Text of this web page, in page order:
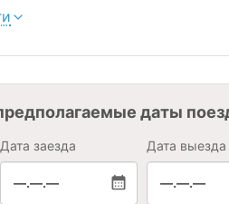
даты
Дата заезда
—.—.—
Дата выезда
—.—.—